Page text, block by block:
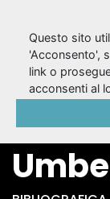
Le
di
Questo sito
'Acconsento',
link o
acconsenti al